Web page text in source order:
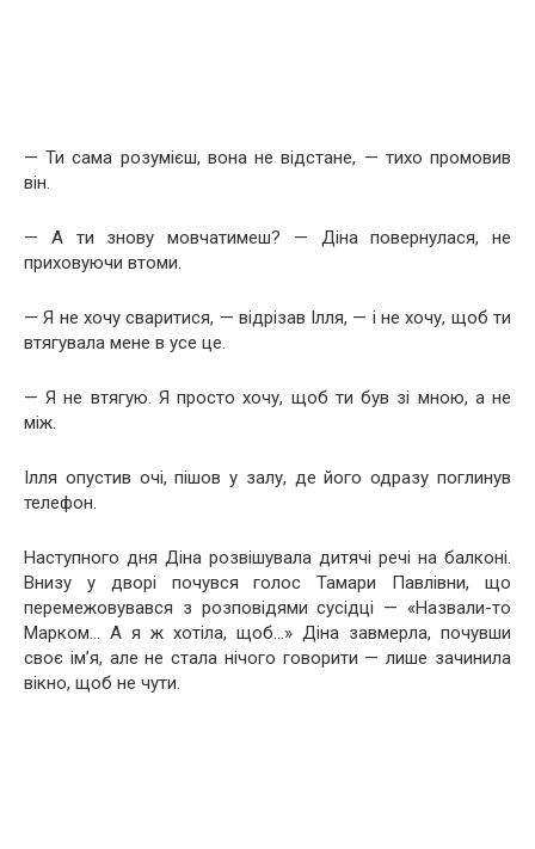
— Ти сама розумієш, вона не відстане, — тихо промовив
він.
— А ти знову мовчатимеш? — Діна повернулася, не
приховуючи втоми.
— Я не хочу сваритися, — відрізав Ілля, — і не хочу, щоб ти
втягувала мене в усе це.
— Я не втягую. Я просто хочу, щоб ти був зі мною, а не
між.
Ілля опустив очі, пішов у залу, де його одразу поглинув
телефон.
Наступного дня Діна розвішувала дитячі речі на балконі.
Внизу у дворі почувся голос Тамари Павлівни, що
перемежовувався з розповідями сусідці — «Назвали-то
Марком… А я ж хотіла, щоб…» Діна завмерла, почувши
своє ім’я, але не стала нічого говорити — лише зачинила
вікно, щоб не чути.